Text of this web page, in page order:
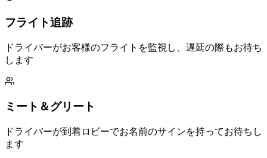
フライト追跡
ドライバーがお客様のフライトを監視し、遅延の際もお待ち
します
ミート＆グリート
ドライバーが到着ロビーでお名前のサインを持ってお待ちし
ます